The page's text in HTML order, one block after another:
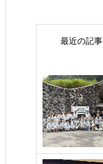
最近の記事